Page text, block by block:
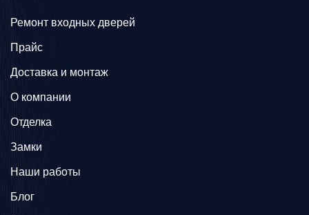
Ремонт входных дверей
Прайс
Доставка и монтаж
О компании
Отделка
Замки
Наши работы
Блог